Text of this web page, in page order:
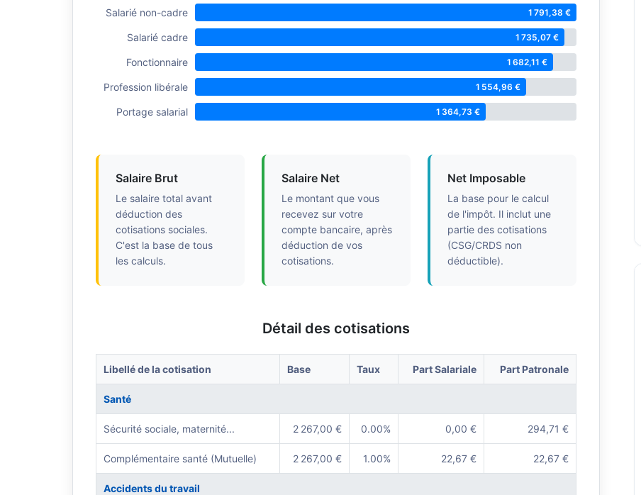
Salarié non-cadre 1 791,38 €
Salarié cadre 1 735,07 €
Fonctionnaire 1 682,11 €
Profession libérale 1 554,96 €
Portage salarial 1 364,73 €
Salaire Brut
Le salaire total avant
déduction des
cotisations sociales.
C'est la base de tous
les calculs.
Salaire Net
Le montant que vous
recevez sur votre
compte bancaire, après
déduction de vos
cotisations.
Net Imposable
La base pour le calcul
de l'impôt. Il inclut une
partie des cotisations
(CSG/CRDS non
déductible).
Détail des cotisations
Libellé de la cotisation Base Taux Part Salariale Part Patronale
Santé
Sécurité sociale, maternité... 2 267,00 € 0.00% 0,00 € 294,71 €
Complémentaire santé (Mutuelle) 2 267,00 € 1.00% 22,67 € 22,67 €
Accidents du travail